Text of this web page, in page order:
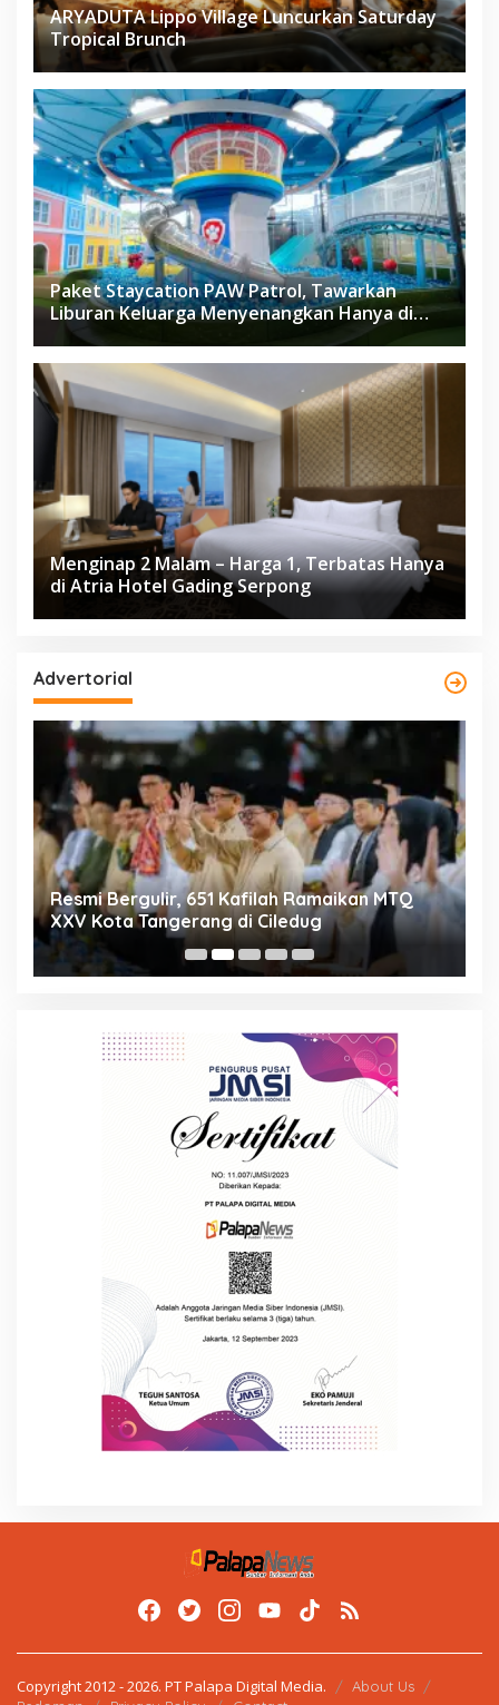
ARYADUTA Lippo Village Luncurkan Saturday
Tropical Brunch
Paket Staycation PAW Patrol, Tawarkan
Liburan Keluarga Menyenangkan Hanya di
Herloom Hotel BSD
Menginap 2 Malam – Harga 1, Terbatas Hanya
di Atria Hotel Gading Serpong
Advertorial
Resmi Bergulir, 651 Kafilah Ramaikan MTQ
XXV Kota Tangerang di Ciledug
Copyright 2012 - 2026. PT Palapa Digital Media.
About Us